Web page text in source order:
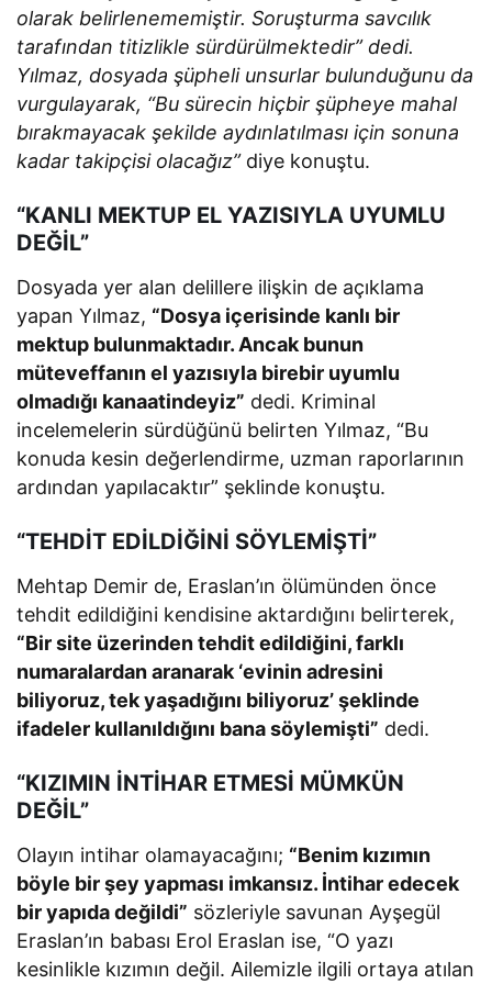
olarak belirlenememiştir. Soruşturma savcılık
tarafından titizlikle sürdürülmektedir” dedi.
Yılmaz, dosyada şüpheli unsurlar bulunduğunu da
vurgulayarak, “Bu sürecin hiçbir şüpheye mahal
bırakmayacak şekilde aydınlatılması için sonuna
kadar takipçisi olacağız”diye konuştu.
“KANLI MEKTUP EL YAZISIYLA UYUMLU
DEĞİL”
Dosyada yer alan delillere ilişkin de açıklama
yapan Yılmaz, “Dosya içerisinde kanlı bir
mektup bulunmaktadır. Ancak bunun
müteveffanın el yazısıyla birebir uyumlu
olmadığı kanaatindeyiz” dedi. Kriminal
incelemelerin sürdüğünü belirten Yılmaz, “Bu
konuda kesin değerlendirme, uzman raporlarının
ardından yapılacaktır” şeklinde konuştu.
“TEHDİT EDİLDİĞİNİ SÖYLEMİŞTİ”
Mehtap Demir de, Eraslan’ın ölümünden önce
tehdit edildiğini kendisine aktardığını belirterek,
“Bir site üzerinden tehdit edildiğini, farklı
numaralardan aranarak ‘evinin adresini
biliyoruz, tek yaşadığını biliyoruz’ şeklinde
ifadeler kullanıldığını bana söylemişti” dedi.
“KIZIMIN İNTİHAR ETMESİ MÜMKÜN
DEĞİL”
Olayın intihar olamayacağını; “Benim kızımın
böyle bir şey yapması imkansız. İntihar edecek
bir yapıda değildi” sözleriyle savunan Ayşegül
Eraslan’ın babası Erol Eraslan ise, “O yazı
kesinlikle kızımın değil. Ailemizle ilgili ortaya atılan